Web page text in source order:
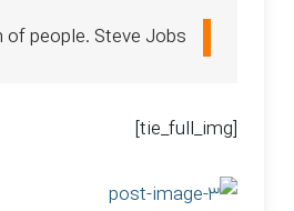
of people. Steve Jobs